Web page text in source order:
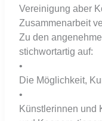
Vereinigung aber
Zusammenarbeit
Zu den
stichwortartig auf:
•
Die Möglichkeit,
•
Künstlerinnen und